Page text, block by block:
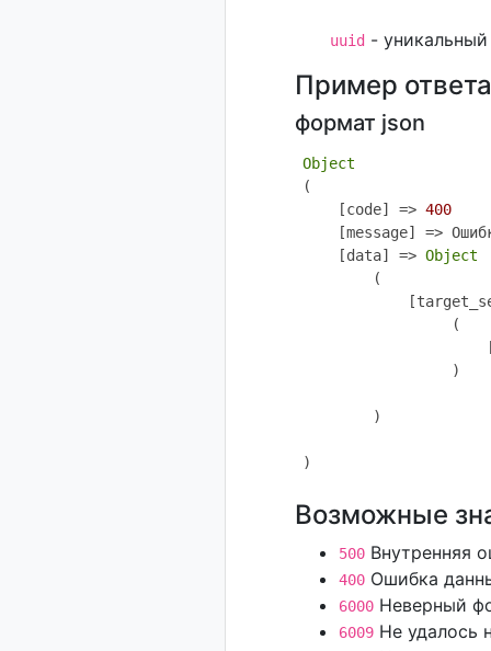
uuid -
Пример
формат json
Object
(
    [code] =>
400
[message] =>
    [data] =>
Object
        (
                 (
                 )
        )
Возможные
500 Внутренняя
400 Ошибка
6000 Неверный
6009 Не удалось